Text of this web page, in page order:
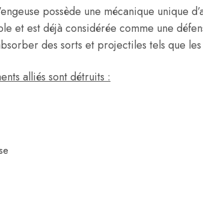
possède une mécanique unique
et est déjà considérée comme une
des sorts et projectiles tels que
alliés sont détruits :